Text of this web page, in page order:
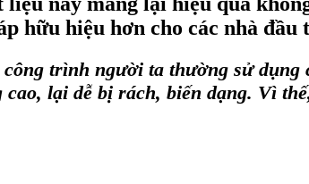
hữu hiệu hơn cho các nhà đầu
trình người ta thường sử
lại dễ bị rách, biến dạng. Vì